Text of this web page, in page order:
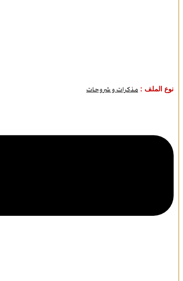
نوع الملف : مذكرات و شروحات